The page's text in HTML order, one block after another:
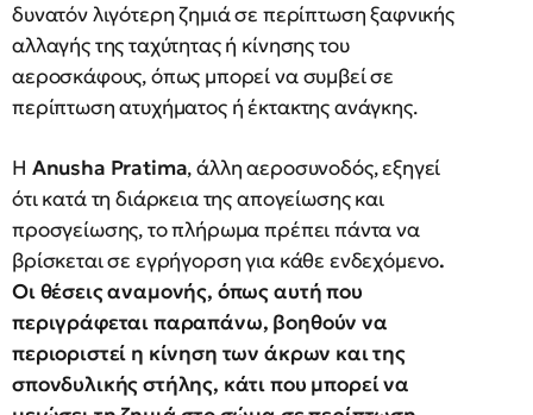
δυνατόν λιγότερη ζημιά σε περίπτωση ξαφνικής
αλλαγής της ταχύτητας ή κίνησης του
αεροσκάφους, όπως μπορεί να συμβεί σε
περίπτωση ατυχήματος ή έκτακτης ανάγκης.
Η Anusha Pratima, άλλη αεροσυνοδός, εξηγεί
ότι κατά τη διάρκεια της απογείωσης και
προσγείωσης, το πλήρωμα πρέπει πάντα να
βρίσκεται σε εγρήγορση για κάθε ενδεχόμενο.
Οι θέσεις αναμονής, όπως αυτή που
περιγράφεται παραπάνω, βοηθούν να
περιοριστεί η κίνηση των άκρων και της
σπονδυλικής στήλης, κάτι που μπορεί να